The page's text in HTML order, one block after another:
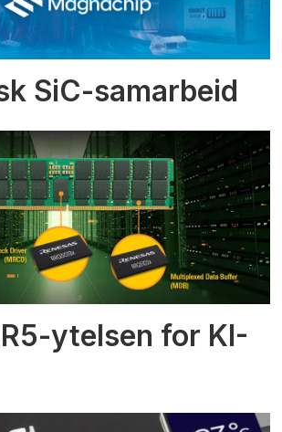
SiC-samarbeid
ytelsen for KI-